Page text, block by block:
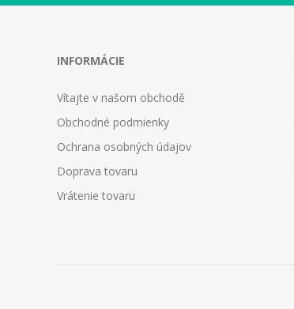
INFORMÁCIE
Vítajte v našom obchodě
Obchodné podmienky
Ochrana osobných údajov
Doprava tovaru
Vrátenie tovaru